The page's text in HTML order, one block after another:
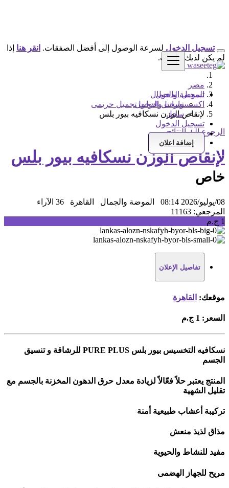
تسجيل الدخول
تسجيل الدخول
سجل
تسجيل الدخول
سجل
إضافة اعلان
تسجيل الدخول لسرعة الوصول إلى أفضل الصفقات. انقر هنا إذا
لم يكن لديك حساب.
مصر
الموضة والجمال
اكسسوارات وادوات تجميل حريمى
لإنقاص الوزن نسكافيه بيور بلس
الرجوع إلى النتائج
لإنقاص الوزن نسكافيه بيور بلس
خاص
08/يوليو/2026 08:14 الموضة والجمال القاهرة
36 الآراء
المرجعي: 11163
1 ج.م
تفاصيل الإعلان
موقعك: القاهرة
السعر: 1 ج.م
نسكافيه التخسيس بيور بلس PURE PLUS للرشاقة و تنسيق
الجسم
المنتج يعتبر حلاً فعّالاً لزيادة معدل حرق الدهون المخزنة بالجسم مع
تقليل الشهية
تركيبة أعشاب طبيعية أمنة
مذاق لذيذ منعش
مفيد للنشاط والحيوية
مريح للجهاز الهضمى